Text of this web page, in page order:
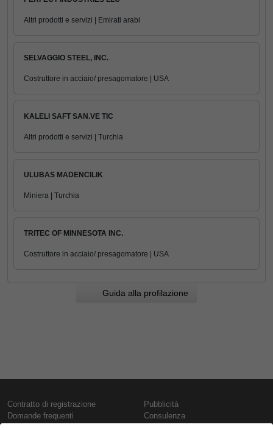
Altri prodotti e servizi | Emirati arabi
SELVAGGIO STEEL, INC.
Costruttore in acciaio/ presagomatore | USA
KALELI SAFT SAN.VE TIC
Altri prodotti e servizi | Turchia
ULUBAS MADENCILIK
Miniera | Turchia
TRITEC OF MINNESOTA INC.
Costruttore in acciaio/ presagomatore | USA
Guida alla profilazione
Contratto di registrazione
Domande frequenti
Pubblicità
Consulenza